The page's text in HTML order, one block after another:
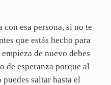
con esa persona, si no te
que estás hecho para
de nuevo debes
de esperanza porque al
saltar hasta el